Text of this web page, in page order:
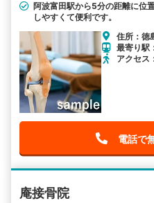
阿波富田駅から5分の距離に位
しやすくて便利です。
住所：徳
最寄り駅
アクセス
電話で
庵接骨院